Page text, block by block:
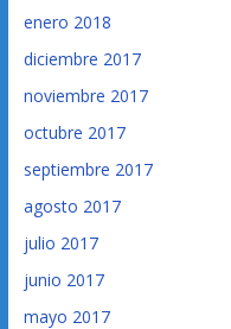
enero 2018
diciembre 2017
noviembre 2017
octubre 2017
septiembre 2017
agosto 2017
julio 2017
junio 2017
mayo 2017